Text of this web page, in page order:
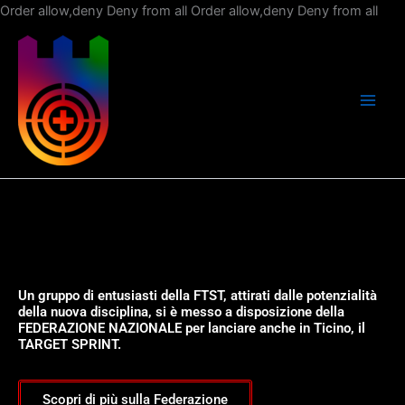
Order allow,deny Deny from all Order allow,deny Deny from allVai
Un gruppo di entusiasti della FTST, attirati dalle potenzialità
della nuova disciplina, si è messo a disposizione della
FEDERAZIONE NAZIONALE per lanciare anche in Ticino, il
TARGET SPRINT.
Scopri di più sulla Federazione